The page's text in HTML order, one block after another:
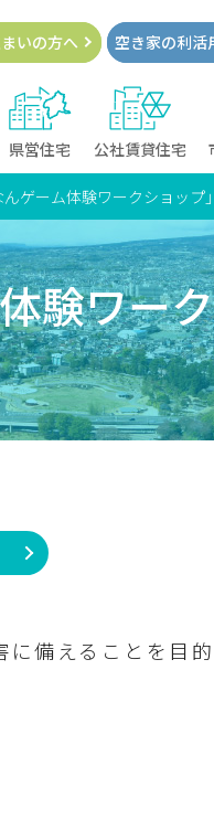
県営住宅 公社賃貸住宅
いの方へ 空き家の利活
ゲーム体験ワークショップ
験ワー
備えることを目